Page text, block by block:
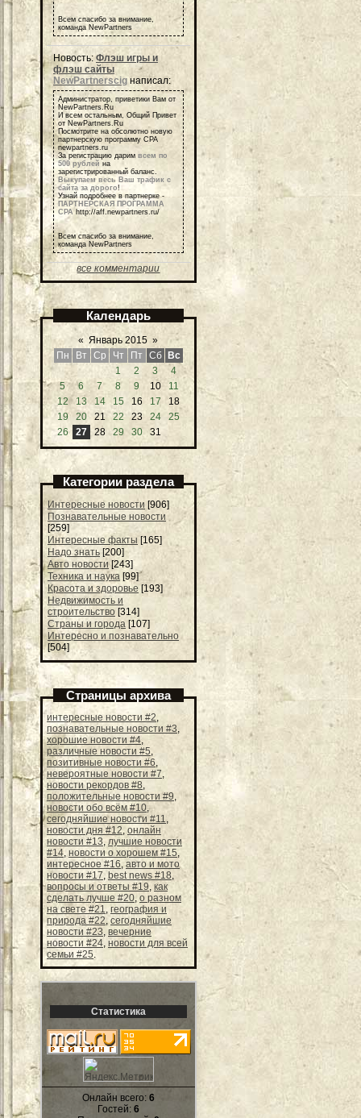
Всем спасибо за внимание,
команда NewPartners
Новость:Флэш игры и
флэш сайты
NewPartnerscig написал:
Администратор, приветики Вам от
NewPartners.Ru
И всем остальным, Общий Привет
от NewPartners.Ru
Посмотрите на обсолютно новую
партнерскую программу СРА
newpartners.ru
За регистрацию дарим всем по
500 рублей на
зарегистрированный баланс.
Выкупаем весь Ваш трафик с
сайта за дорого!
Узнай подробнее в партнерке -
ПАРТНЕРСКАЯ ПРОГРАММА
СРАhttp://aff.newpartners.ru/
Всем спасибо за внимание,
команда NewPartners
все комментарии
Календарь
« Январь 2015 »
Пн
Вт Ср Чт Пт Сб Вс
1
2 3
4
5
6 7 8 9 10
11
12
13 14 15 16 17
18
19
20 21 22 23 24
25
26
27 28 29 30 31
Категории раздела
Интересные новости [906]
Познавательные новости
[259]
Интересные факты [165]
Надо знать [200]
Авто новости [243]
Техника и наука [99]
Красота и здоровье [193]
Недвижимость и
строительство [314]
Страны и города [107]
Интересно и познавательно
[504]
Страницы архива
интересные новости #2
познавательные новости #3
хорошие новости #4
различные новости #5
позитивные новости #6
невероятные новости #7
новости рекордов #8
положительные новости #9
новости обо всём #10
сегодняйшие новости #11
новости дня #12 онлайн
новости #13 лучшие новости
#14 новости о хорошем #15
интересное #16 авто и мото
новости #17 ,best news #18
вопросы и ответы #19 как
сделать лучше #20 о разном
на свете #21 ,география и
природа #22 ,сегодняйшие
новости #23 вечерние
новости #24 новости для всей
семьи #25
Статистика
Онлайн всего: 6
Гостей: 6